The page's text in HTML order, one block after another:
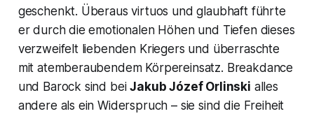
geschenkt. Überaus virtuos und glaubhaft führte
er durch die emotionalen Höhen und Tiefen dieses
verzweifelt liebenden Kriegers und überraschte
mit atemberaubendem Körpereinsatz. Breakdance
und Barock sind beiJakub Józef Orlinski alles
andere als ein Widerspruch – sie sind die Freiheit